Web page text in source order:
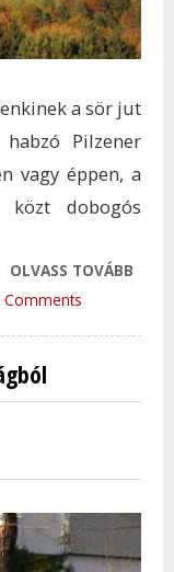
a sör jut
Pilzener
vagy éppen, a
közt dobogós
OLVASS TOVÁBB
Comments